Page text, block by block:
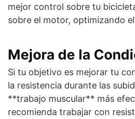
mejor control sobre tu
sobre el motor, optimizando
Mejora de la
Si tu objetivo es mejorar tu
la resistencia durante las
**trabajo muscular** más
recomienda trabajar con